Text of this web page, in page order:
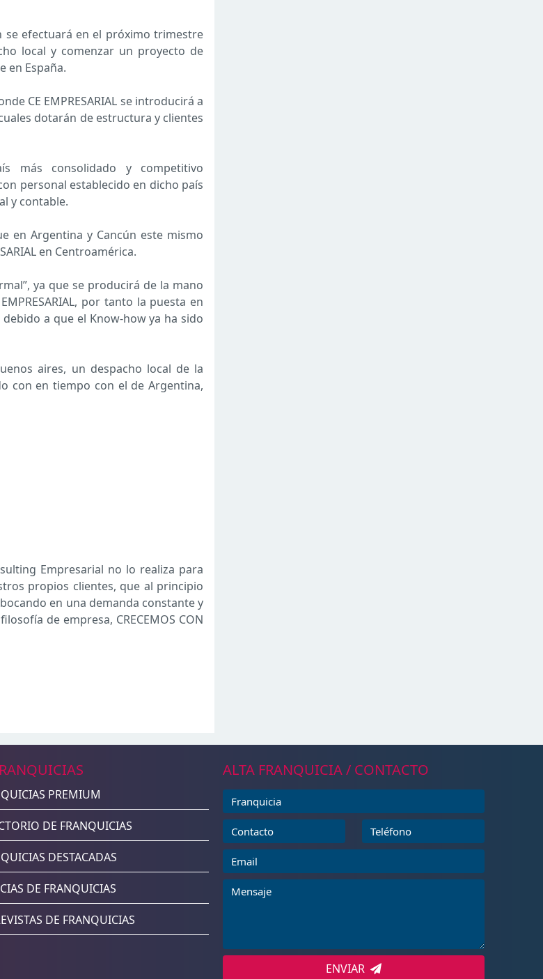
se efectuará en el próximo trimestre
local y comenzar un proyecto de
en España.
CE EMPRESARIAL se introducirá a
dotarán de estructura y clientes
más consolidado y competitivo
personal establecido en dicho país
y contable.
en Argentina y Cancún este mismo
en Centroamérica.
ya que se producirá de la mano
por tanto la puesta en
a que el Know-how ya ha sido
aires, un despacho local de la
con en tiempo con el de Argentina,
Empresarial no lo realiza para
propios clientes, que al principio
en una demanda constante y
de empresa, CRECEMOS CON
PREMIUM
DE FRANQUICIAS
DESTACADAS
DE FRANQUICIAS
DE FRANQUICIAS
ALTA FRANQUICIA / CONTACTO
ENVIAR